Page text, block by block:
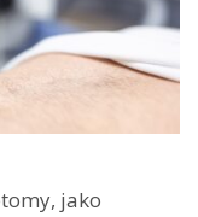
jako